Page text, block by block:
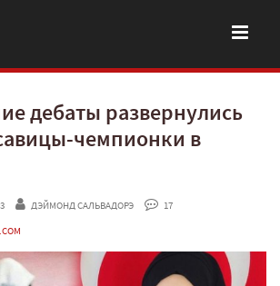
дебаты развернулись
чемпионки в
ДЭЙМОНД САЛЬВАДОРЭ
17